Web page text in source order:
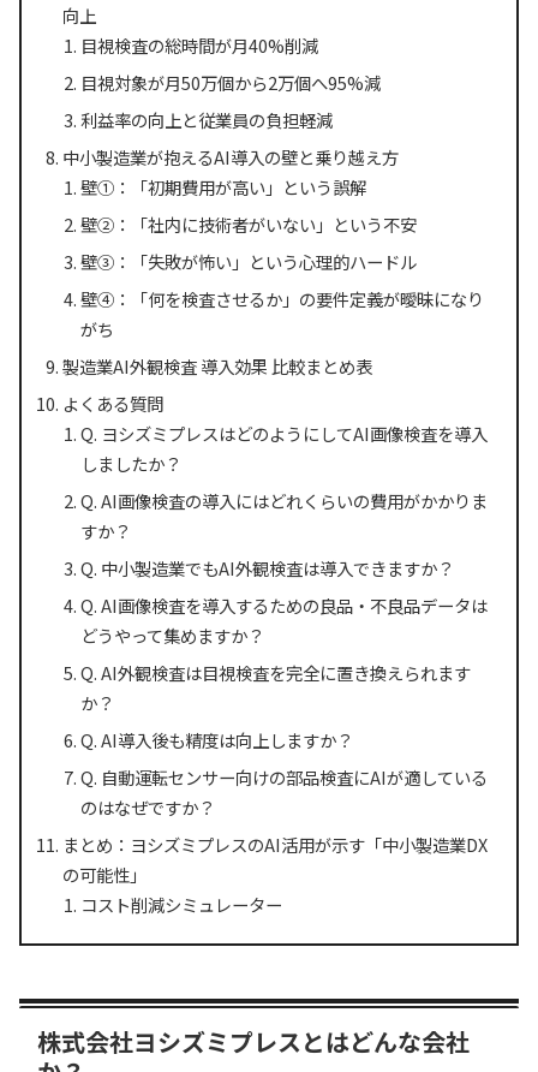
向上
目視検査の総時間が月40%削減
目視対象が月50万個から2万個へ95%減
利益率の向上と従業員の負担軽減
中小製造業が抱えるAI導入の壁と乗り越え方
壁①：「初期費用が高い」という誤解
壁②：「社内に技術者がいない」という不安
壁③：「失敗が怖い」という心理的ハードル
壁④：「何を検査させるか」の要件定義が曖昧になり
がち
製造業AI外観検査 導入効果 比較まとめ表
よくある質問
Q. ヨシズミプレスはどのようにしてAI画像検査を導入
しましたか？
Q. AI画像検査の導入にはどれくらいの費用がかかりま
すか？
Q. 中小製造業でもAI外観検査は導入できますか？
Q. AI画像検査を導入するための良品・不良品データは
どうやって集めますか？
Q. AI外観検査は目視検査を完全に置き換えられます
か？
Q. AI導入後も精度は向上しますか？
Q. 自動運転センサー向けの部品検査にAIが適している
のはなぜですか？
まとめ：ヨシズミプレスのAI活用が示す「中小製造業DX
の可能性」
コスト削減シミュレーター
株式会社ヨシズミプレスとはどんな会社